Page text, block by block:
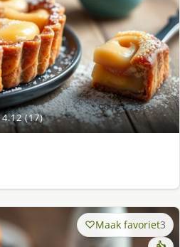
4.12 (17)
Maak favoriet3